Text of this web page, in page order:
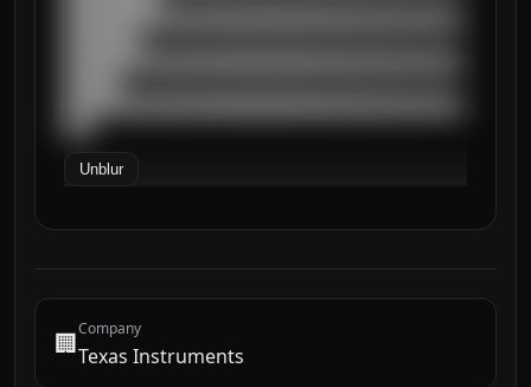
███
Unblur
🏢Company
Texas Instruments